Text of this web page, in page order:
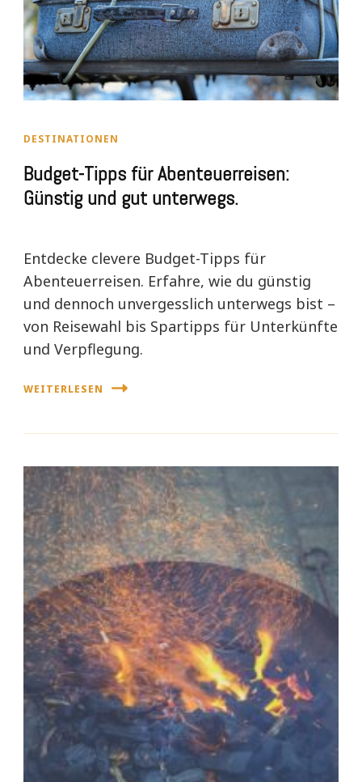
DESTINATIONEN
Budget-Tipps für Abenteuerreisen:
Günstig und gut unterwegs.
Entdecke clevere Budget-Tipps für
Abenteuerreisen. Erfahre, wie du günstig
und dennoch unvergesslich unterwegs bist –
von Reisewahl bis Spartipps für Unterkünfte
und Verpflegung.
WEITERLESEN